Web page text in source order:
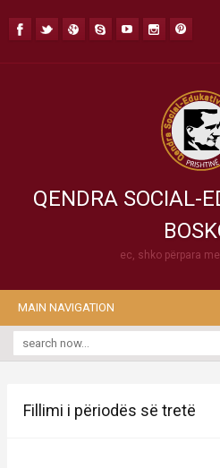
QENDRA SOCIAL-
ec, shko përpara
MAIN NAVIGATION
Fillimi i përiodës së tretë